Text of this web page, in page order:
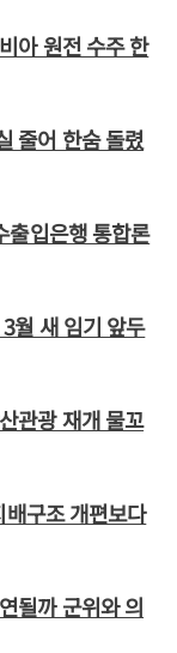
아 원전 수주 한
줄어 한숨 돌렸
입은행 통합론
월 새 임기 앞두
관광 재개 물꼬
구조 개편보다
될까 군위와 의